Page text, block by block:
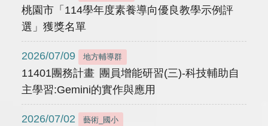
桃園市「114學年度素養導向優良教學示例評
選」獲獎名單
2026/07/09 地方輔導群
11401團務計畫 團員增能研習(三)-科技輔助自
主學習:Gemini的實作與應用
2026/07/02 藝術_國小